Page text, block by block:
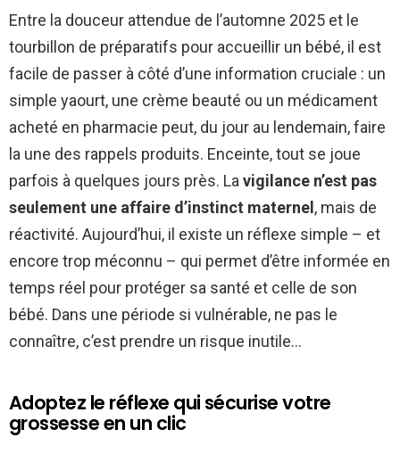
Entre la douceur attendue de l’automne 2025 et le
tourbillon de préparatifs pour accueillir un bébé, il est
facile de passer à côté d’une information cruciale : un
simple yaourt, une crème beauté ou un médicament
acheté en pharmacie peut, du jour au lendemain, faire
la une des rappels produits. Enceinte, tout se joue
parfois à quelques jours près. Lavigilance n’est pas
seulement une affaire d’instinct maternel , mais de
réactivité. Aujourd’hui, il existe un réflexe simple – et
encore trop méconnu – qui permet d’être informée en
temps réel pour protéger sa santé et celle de son
bébé. Dans une période si vulnérable, ne pas le
connaître, c’est prendre un risque inutile…
Adoptez le réflexe qui sécurise votre
grossesse en un clic